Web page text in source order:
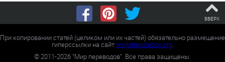
ВВЕРХ
При копировании статей (целиком или их частей) обязательно размещение
гиперссылки на сайтworldtranslation.org.
©2011-2026 "Мир переводов". Все права защищены.